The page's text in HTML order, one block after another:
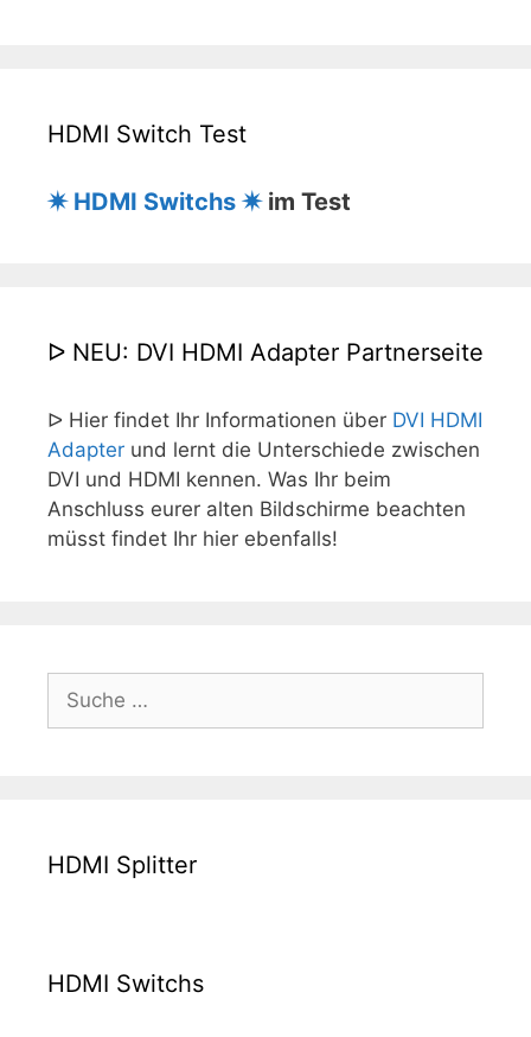
HDMI Switch Test
✷ HDMI Switchs ✷im Test
ᐅ NEU: DVI HDMI Adapter Partnerseite
ᐅ Hier findet Ihr Informationen über DVI HDMI
Adapter und lernt die Unterschiede zwischen
DVI und HDMI kennen. Was Ihr beim
Anschluss eurer alten Bildschirme beachten
müsst findet Ihr hier ebenfalls!
Suche
nach:
HDMI Splitter
HDMI Switchs